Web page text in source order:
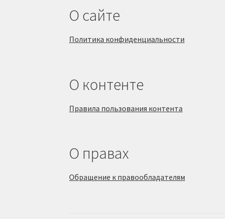
О сайте
Политика конфиденциальности
О контенте
Правила пользования контента
О правах
Обращение к правообладателям